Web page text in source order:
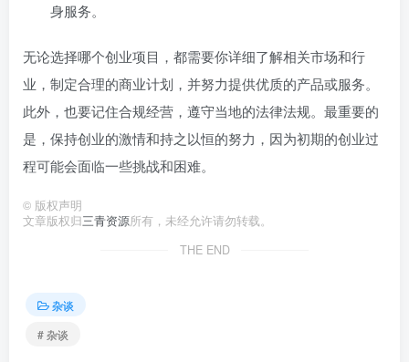
身服务。
无论选择哪个创业项目，都需要你详细了解相关市场和行
业，制定合理的商业计划，并努力提供优质的产品或服务。
此外，也要记住合规经营，遵守当地的法律法规。最重要的
是，保持创业的激情和持之以恒的努力，因为初期的创业过
程可能会面临一些挑战和困难。
© 版权声明
文章版权归三青资源所有，未经允许请勿转载。
THE END
杂谈
# 杂谈